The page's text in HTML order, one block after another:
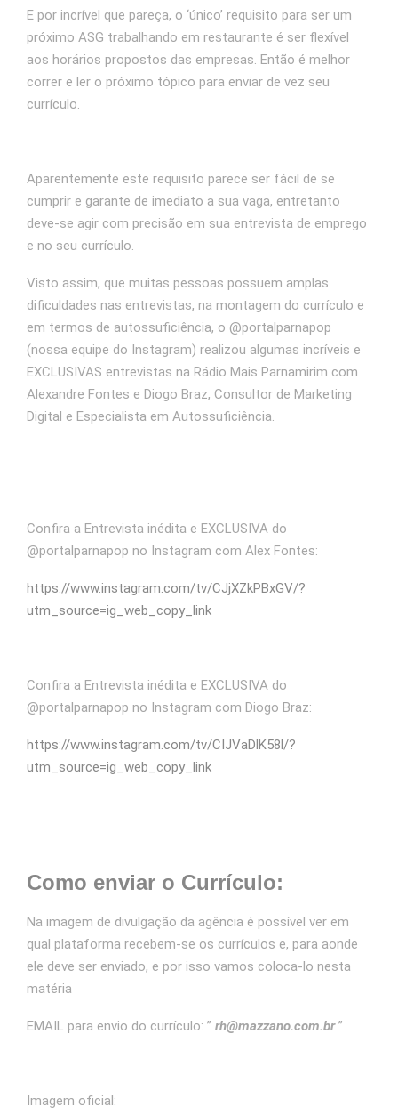
E por incrível que pareça, o ‘único’ requisito para ser um
próximo ASG trabalhando em restaurante é ser flexível
aos horários propostos das empresas. Então é melhor
correr e ler o próximo tópico para enviar de vez seu
currículo.
Aparentemente este requisito parece ser fácil de se
cumprir e garante de imediato a sua vaga, entretanto
deve-se agir com precisão em sua entrevista de emprego
e no seu currículo.
Visto assim, que muitas pessoas possuem amplas
dificuldades nas entrevistas, na montagem do currículo e
em termos de autossuficiência, o @portalparnapop
(nossa equipe do Instagram) realizou algumas incríveis e
EXCLUSIVAS entrevistas na Rádio Mais Parnamirim com
Alexandre Fontes e Diogo Braz, Consultor de Marketing
Digital e Especialista em Autossuficiência.
Confira a Entrevista inédita e EXCLUSIVA do
@portalparnapop no Instagram com Alex Fontes:
https://www.instagram.com/tv/CJjXZkPBxGV/?
utm_source=ig_web_copy_link
Confira a Entrevista inédita e EXCLUSIVA do
@portalparnapop no Instagram com Diogo Braz:
https://www.instagram.com/tv/CIJVaDlK58l/?
utm_source=ig_web_copy_link
Como enviar o Currículo:
Na imagem de divulgação da agência é possível ver em
qual plataforma recebem-se os currículos e, para aonde
ele deve ser enviado, e por isso vamos coloca-lo nesta
matéria
EMAIL para envio do currículo: ” rh@mazzano.com.br ”
Imagem oficial: